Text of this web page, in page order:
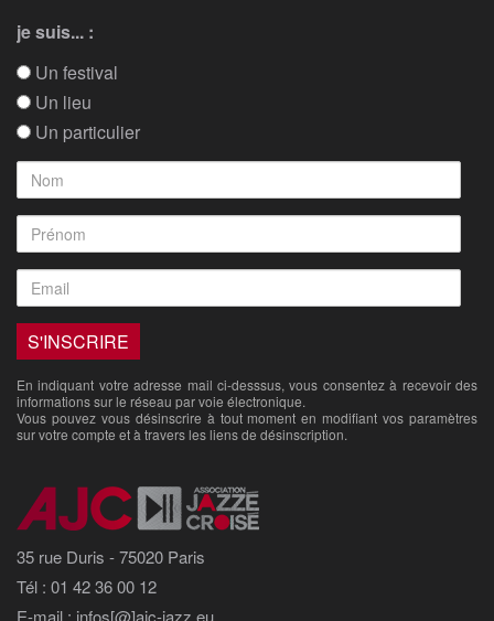
je suis... :
Un festival
Un lieu
Un particulier
En indiquant votre adresse mail ci-desssus, vous consentez à recevoir des
informations sur le réseau par voie électronique.
Vous pouvez vous désinscrire à tout moment en modifiant vos paramètres
sur votre compte et à travers les liens de désinscription.
35 rue Duris - 75020 Paris
Tél : 01 42 36 00 12
E-mail : infos[@]ajc-jazz.eu